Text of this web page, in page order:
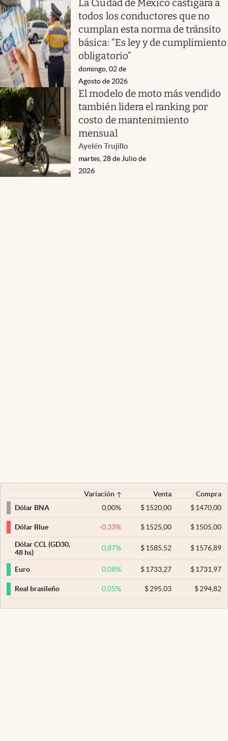
La Ciudad de México castigará a
todos los conductores que no
cumplan esta norma de tránsito
básica: “Es ley y de cumplimiento
obligatorio”
domingo, 02 de
Agosto de 2026
El modelo de moto más vendido
también lidera el ranking por
costo de mantenimiento
mensual
Ayelén Trujillo
martes, 28 de Julio de
2026
Variación Venta
Compra
Dólar BNA
0,00% $ 1520,00 $1470,00
Dólar Blue -0,33% $ 1525,00 $1505,00
Dólar CCL (GD30,
48 hs)
0,87% $ 1585,52 $1576,89
Euro 0,08% $ 1733,27 $1731,97
Real brasileño 0,05% $ 295,03 $294,82